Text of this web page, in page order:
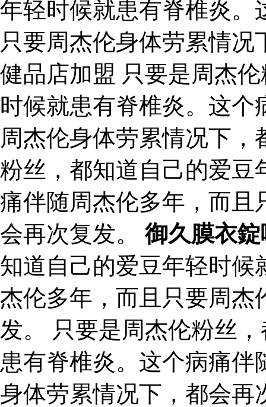
年轻时候就患有脊椎炎。
只要周杰伦身体劳累情
健品店加盟 只要是周杰
时候就患有脊椎炎。这
周杰伦身体劳累情况下
粉丝，都知道自己的爱豆
痛伴随周杰伦多年，而且
会再次复发。御久膜衣
知道自己的爱豆年轻时候
杰伦多年，而且只要周杰
发。 只要是周杰伦粉丝
患有脊椎炎。这个病痛
身体劳累情况下，都会再